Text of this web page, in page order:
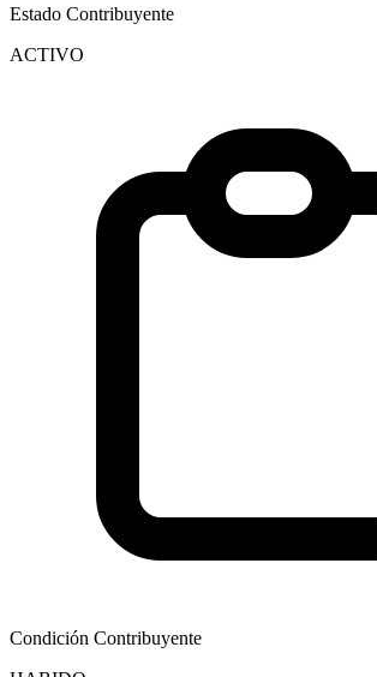
Estado Contribuyente
ACTIVO
Condición Contribuyente